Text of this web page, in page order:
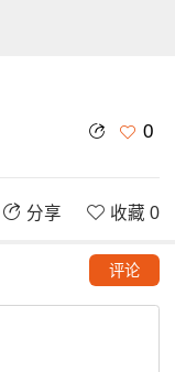
0
分享 收藏 0
评论